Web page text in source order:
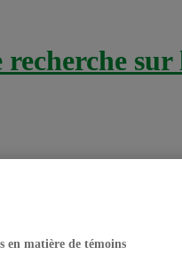
recherche
en matière de témoins